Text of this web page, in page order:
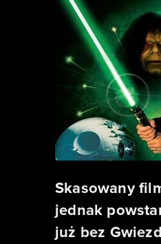
Skasowany
jednak
już bez